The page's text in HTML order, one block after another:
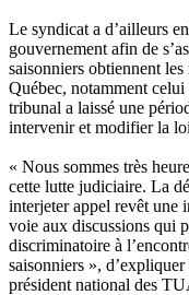
Le syndicat a d’ailleurs
gouvernement afin de
saisonniers obtiennent les
Québec, notamment celui
tribunal a laissé une
interveniret modifier la loi
« Nous sommes très
cette lutte judiciaire. La
interjeter appel revêt une
voie aux discussions qui
discriminatoire à
saisonniers », d’expliquer
président national des